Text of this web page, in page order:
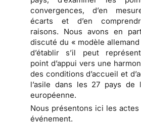
convergences, d’en
écarts et d’en
raisons. Nous avons en
discuté du « modèle
d’établir s’il peut
point d’appui vers une
des conditions d’accueil et
l’asile dans les 27 pays de
européenne.
Nous présentons ici les
événement.